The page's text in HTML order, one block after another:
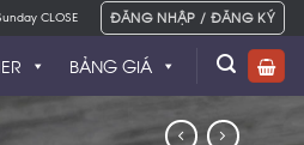
CLOSE ĐĂNG NHẬP / ĐĂNG KÝ
BẢNG GIÁ